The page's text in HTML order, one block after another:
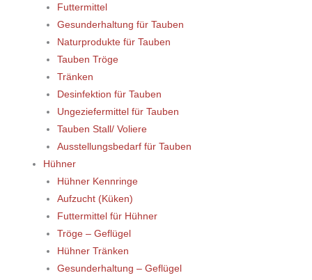
Futtermittel
Gesunderhaltung für Tauben
Naturprodukte für Tauben
Tauben Tröge
Tränken
Desinfektion für Tauben
Ungeziefermittel für Tauben
Tauben Stall/ Voliere
Ausstellungsbedarf für Tauben
Hühner
Hühner Kennringe
Aufzucht (Küken)
Futtermittel für Hühner
Tröge – Geflügel
Hühner Tränken
Gesunderhaltung – Geflügel